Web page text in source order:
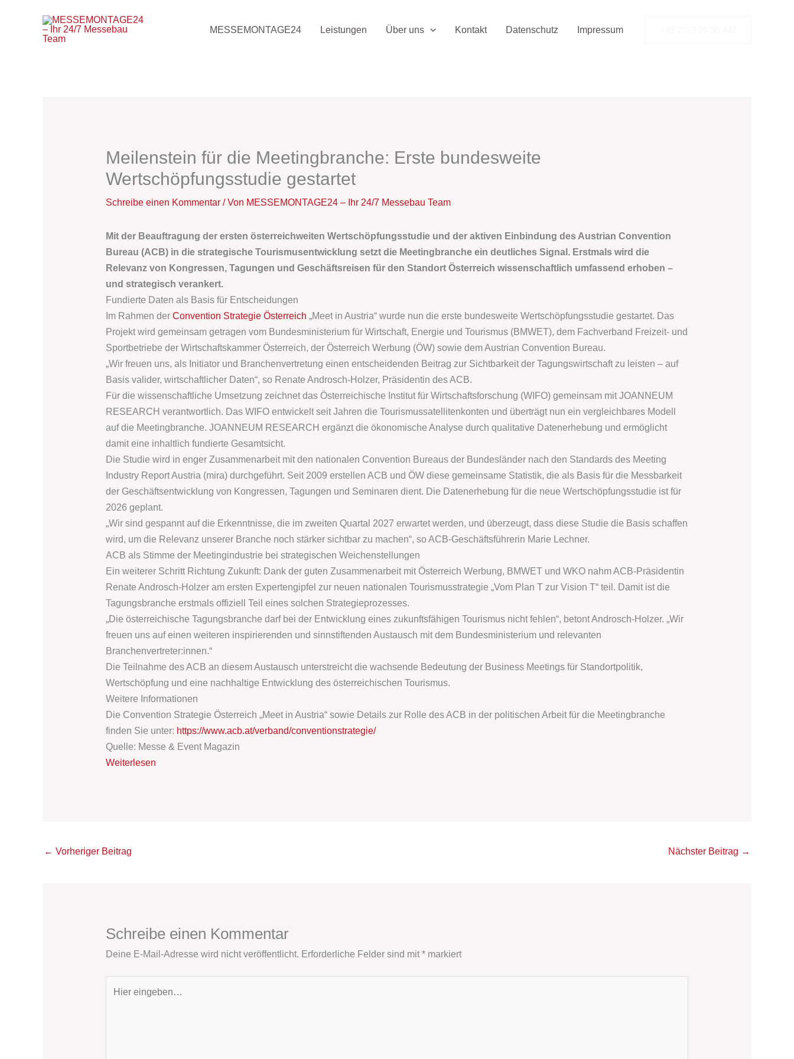
MESSEMONTAGE24 Leistungen Über uns Kontakt Datenschutz Impressum
Meilenstein für die Meetingbranche: Erste bundesweite
Wertschöpfungsstudie gestartet
Schreibe einen Kommentar / Von MESSEMONTAGE24 – Ihr 24/7 Messebau Team
Mit der Beauftragung der ersten österreichweiten Wertschöpfungsstudie und der aktiven Einbindung des Austrian Convention
Bureau (ACB) in die strategische Tourismusentwicklung setzt die Meetingbranche ein deutliches Signal. Erstmals wird die
Relevanz von Kongressen, Tagungen und Geschäftsreisen für den Standort Österreich wissenschaftlich umfassend erhoben –
und strategisch verankert.
Fundierte Daten als Basis für Entscheidungen
Im Rahmen der Convention Strategie Österreich „Meet in Austria“ wurde nun die erste bundesweite Wertschöpfungsstudie gestartet. Das
Projekt wird gemeinsam getragen vom Bundesministerium für Wirtschaft, Energie und Tourismus (BMWET), dem Fachverband Freizeit- und
Sportbetriebe der Wirtschaftskammer Österreich, der Österreich Werbung (ÖW) sowie dem Austrian Convention Bureau.
„Wir freuen uns, als Initiator und Branchenvertretung einen entscheidenden Beitrag zur Sichtbarkeit der Tagungswirtschaft zu leisten – auf
Basis valider, wirtschaftlicher Daten“, so Renate Androsch-Holzer, Präsidentin des ACB.
Für die wissenschaftliche Umsetzung zeichnet das Österreichische Institut für Wirtschaftsforschung (WIFO) gemeinsam mit JOANNEUM
RESEARCH verantwortlich. Das WIFO entwickelt seit Jahren die Tourismussatellitenkonten und überträgt nun ein vergleichbares Modell
auf die Meetingbranche. JOANNEUM RESEARCH ergänzt die ökonomische Analyse durch qualitative Datenerhebung und ermöglicht
damit eine inhaltlich fundierte Gesamtsicht.
Die Studie wird in enger Zusammenarbeit mit den nationalen Convention Bureaus der Bundesländer nach den Standards des Meeting
Industry Report Austria (mira) durchgeführt. Seit 2009 erstellen ACB und ÖW diese gemeinsame Statistik, die als Basis für die Messbarkeit
der Geschäftsentwicklung von Kongressen, Tagungen und Seminaren dient. Die Datenerhebung für die neue Wertschöpfungsstudie ist für
2026 geplant.
„Wir sind gespannt auf die Erkenntnisse, die im zweiten Quartal 2027 erwartet werden, und überzeugt, dass diese Studie die Basis schaffen
wird, um die Relevanz unserer Branche noch stärker sichtbar zu machen“, so ACB-Geschäftsführerin Marie Lechner.
ACB als Stimme der Meetingindustrie bei strategischen Weichenstellungen
Ein weiterer Schritt Richtung Zukunft: Dank der guten Zusammenarbeit mit Österreich Werbung, BMWET und WKO nahm ACB-Präsidentin
Renate Androsch-Holzer am ersten Expertengipfel zur neuen nationalen Tourismusstrategie „Vom Plan T zur Vision T“ teil. Damit ist die
Tagungsbranche erstmals offiziell Teil eines solchen Strategieprozesses.
„Die österreichische Tagungsbranche darf bei der Entwicklung eines zukunftsfähigen Tourismus nicht fehlen“, betont Androsch-Holzer. „Wir
freuen uns auf einen weiteren inspirierenden und sinnstiftenden Austausch mit dem Bundesministerium und relevanten
Branchenvertreter:innen.“
Die Teilnahme des ACB an diesem Austausch unterstreicht die wachsende Bedeutung der Business Meetings für Standortpolitik,
Wertschöpfung und eine nachhaltige Entwicklung des österreichischen Tourismus.
Weitere Informationen
Die Convention Strategie Österreich „Meet in Austria“ sowie Details zur Rolle des ACB in der politischen Arbeit für die Meetingbranche
finden Sie unter: https://www.acb.at/verband/conventionstrategie/
Quelle: Messe & Event Magazin
Weiterlesen
← Vorheriger Beitrag Nächster Beitrag →
Schreibe einen Kommentar
Deine E-Mail-Adresse wird nicht veröffentlicht. Erforderliche Felder sind mit *markiert
eingeben…